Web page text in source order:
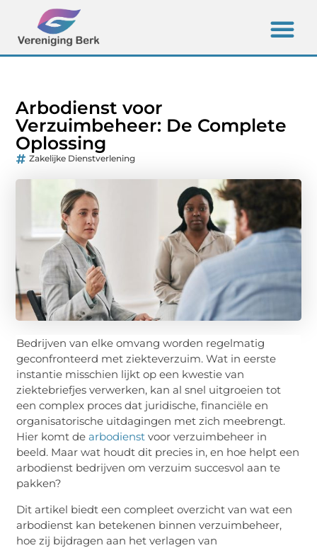
Arbodienst voor
Verzuimbeheer: De Complete
Oplossing
Zakelijke Dienstverlening
Bedrijven van elke omvang worden regelmatig
geconfronteerd met ziekteverzuim. Wat in eerste
instantie misschien lijkt op een kwestie van
ziektebriefjes verwerken, kan al snel uitgroeien tot
een complex proces dat juridische, financiële en
organisatorische uitdagingen met zich meebrengt.
Hier komt de arbodienst voor verzuimbeheer in
beeld. Maar wat houdt dit precies in, en hoe helpt een
arbodienst bedrijven om verzuim succesvol aan te
pakken?
Dit artikel biedt een compleet overzicht van wat een
arbodienst kan betekenen binnen verzuimbeheer,
hoe zij bijdragen aan het verlagen van